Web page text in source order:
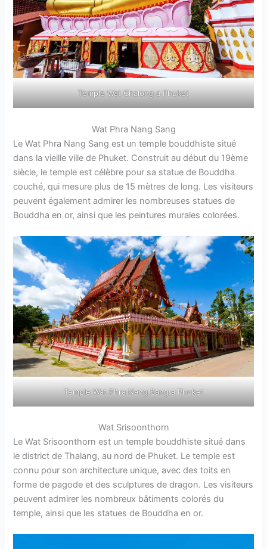
Temple Wat Chalong a Phuket
Wat Phra Nang Sang
Le Wat Phra Nang Sang est un temple bouddhiste situé
dans la vieille ville de Phuket. Construit au début du 19ème
siècle, le temple est célèbre pour sa statue de Bouddha
couché, qui mesure plus de 15 mètres de long. Les visiteurs
peuvent également admirer les nombreuses statues de
Bouddha en or, ainsi que les peintures murales colorées.
Temple Wat Phra Nang Sang a Phuket
Wat Srisoonthorn
Le Wat Srisoonthorn est un temple bouddhiste situé dans
le district de Thalang, au nord de Phuket. Le temple est
connu pour son architecture unique, avec des toits en
forme de pagode et des sculptures de dragon. Les visiteurs
peuvent admirer les nombreux bâtiments colorés du
temple, ainsi que les statues de Bouddha en or.